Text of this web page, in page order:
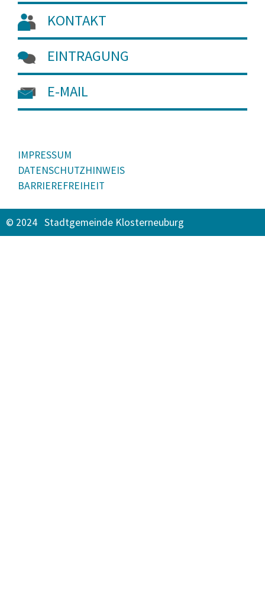
KONTAKT
EINTRAGUNG
E-MAIL
IMPRESSUM
DATENSCHUTZHINWEIS
BARRIEREFREIHEIT
© 2024 Stadtgemeinde Klosterneuburg